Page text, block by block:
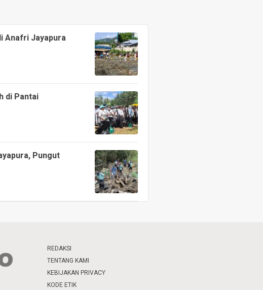
Anafri Jayapura
di Pantai
Pungut
REDAKSI
TENTANG KAMI
KEBIJAKAN PRIVACY
KODE ETIK